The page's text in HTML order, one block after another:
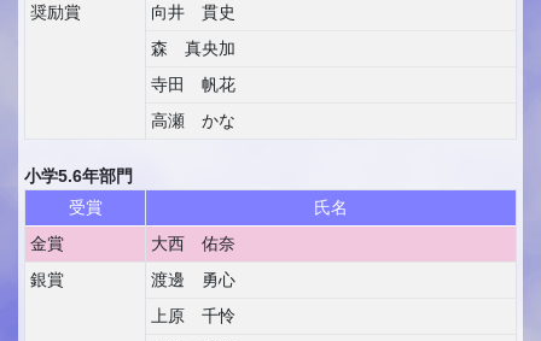
奨励賞
向井 貫史
森 真央加
寺田 帆花
高瀬 かな
小学5.6年部門
受賞
氏名
金賞
大西 佑奈
銀賞
渡邊 勇心
上原 千怜